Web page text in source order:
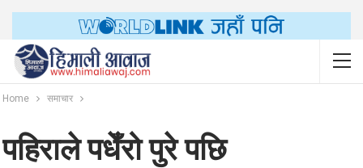
Home समाचार
पहिराले पधेँरो पुरे पछि